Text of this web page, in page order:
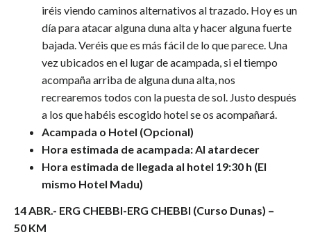
iréis viendo caminos alternativos al trazado. Hoy es un
día para atacar alguna duna alta y hacer alguna fuerte
bajada. Veréis que es más fácil de lo que parece. Una
vez ubicados en el lugar de acampada, si el tiempo
acompaña arriba de alguna duna alta, nos
recrearemos todos con la puesta de sol. Justo después
a los que habéis escogido hotel se os acompañará.
Acampada o Hotel (Opcional)
Hora estimada de acampada: Al atardecer
Hora estimada de llegada al hotel 19:30 h (El
mismo Hotel Madu)
14 ABR.- ERG CHEBBI-ERG CHEBBI (Curso Dunas) –
50 KM